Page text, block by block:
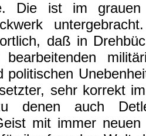
Die ist im grauen
daß in
politischen
sehr korrekt
denen auch
mit immer